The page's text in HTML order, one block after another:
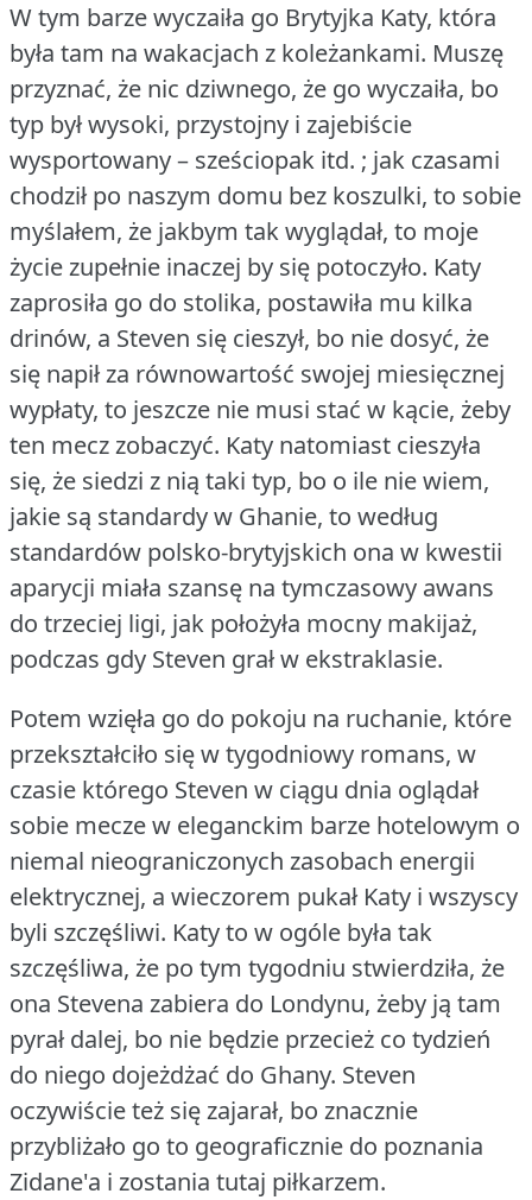
W tym barze wyczaiła go Brytyjka Katy, która
była tam na wakacjach z koleżankami. Muszę
przyznać, że nic dziwnego, że go wyczaiła, bo
typ był wysoki, przystojny i zajebiście
wysportowany – sześciopak itd. ; jak czasami
chodził po naszym domu bez koszulki, to sobie
myślałem, że jakbym tak wyglądał, to moje
życie zupełnie inaczej by się potoczyło. Katy
zaprosiła go do stolika, postawiła mu kilka
drinów, a Steven się cieszył, bo nie dosyć, że
się napił za równowartość swojej miesięcznej
wypłaty, to jeszcze nie musi stać w kącie, żeby
ten mecz zobaczyć. Katy natomiast cieszyła
się, że siedzi z nią taki typ, bo o ile nie wiem,
jakie są standardy w Ghanie, to według
standardów polsko-brytyjskich ona w kwestii
aparycji miała szansę na tymczasowy awans
do trzeciej ligi, jak położyła mocny makijaż,
podczas gdy Steven grał w ekstraklasie.
Potem wzięła go do pokoju na ruchanie, które
przekształciło się w tygodniowy romans, w
czasie którego Steven w ciągu dnia oglądał
sobie mecze w eleganckim barze hotelowym o
niemal nieograniczonych zasobach energii
elektrycznej, a wieczorem pukał Katy i wszyscy
byli szczęśliwi. Katy to w ogóle była tak
szczęśliwa, że po tym tygodniu stwierdziła, że
ona Stevena zabiera do Londynu, żeby ją tam
pyrał dalej, bo nie będzie przecież co tydzień
do niego dojeżdżać do Ghany. Steven
oczywiście też się zajarał, bo znacznie
przybliżało go to geograficznie do poznania
Zidane'a i zostania tutaj piłkarzem.